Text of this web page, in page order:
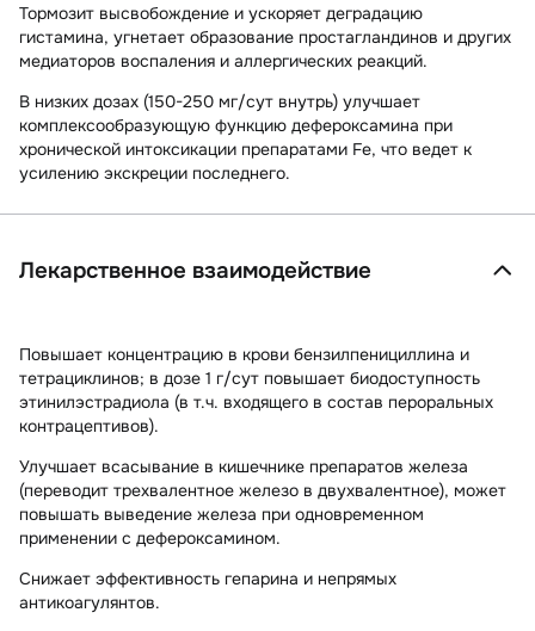
Тормозит высвобождение и ускоряет деградацию
гистамина, угнетает образование простагландинов и других
медиаторов воспаления и аллергических реакций.
В низких дозах (150-250 мг/сут внутрь) улучшает
комплексообразующую функцию дефероксамина при
хронической интоксикации препаратами Fe, что ведет к
усилению экскреции последнего.
Лекарственное взаимодействие
Повышает концентрацию в крови бензилпенициллина и
тетрациклинов; в дозе 1 г/сут повышает биодоступность
этинилэстрадиола (в т.ч. входящего в состав пероральных
контрацептивов).
Улучшает всасывание в кишечнике препаратов железа
(переводит трехвалентное железо в двухвалентное), может
повышать выведение железа при одновременном
применении с дефероксамином.
Снижает эффективность гепарина и непрямых
антикоагулянтов.